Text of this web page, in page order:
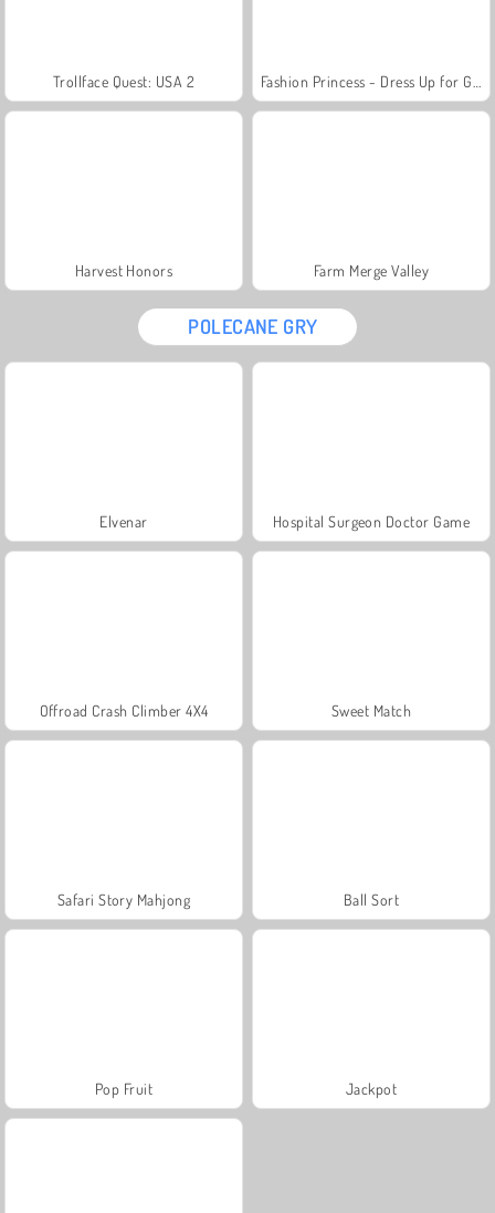
Trollface Quest: USA 2
Harvest Honors Farm Merge Valley
POLECANE GRY
Elvenar Hospital Surgeon Doctor Game
Offroad Crash Climber 4X4 Sweet Match
Safari Story Mahjong Ball Sort
Pop Fruit Jackpot